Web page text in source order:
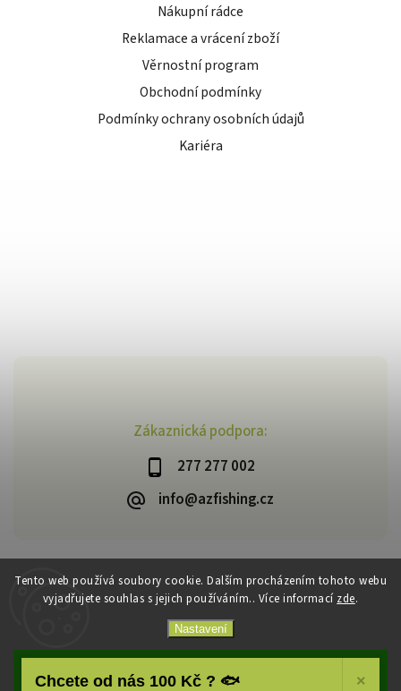
Tento web používá soubory cookie. Dalším procházením tohoto webu
vyjadřujete souhlas s jejich používáním.. Více informací zde.
Nastavení
Souhlasím
Zákaznická podpora:
277 277 002
info@azfishing.cz
Nákupní rádce
Reklamace a vrácení zboží
Věrnostní program
Obchodní podmínky
Podmínky ochrany osobních údajů
Kariéra
Copyright 2026AzFishing.cz. Všechna práva vyhrazena.
VytvořilShoptet| Design
Chcete od nás 100 Kč ? 🐟 ×